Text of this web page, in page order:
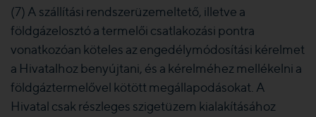
(7) A szállítási rendszerüzemeltető, illetve a
földgázelosztó a termelői csatlakozási pontra
vonatkozóan köteles az engedélymódosítási kérelmet
a Hivatalhoz benyújtani, és a kérelméhez mellékelni a
földgáztermelővel kötött megállapodásokat. A
Hivatal csak részleges szigetüzem kialakításához